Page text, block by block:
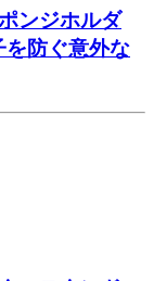
ンジホルダ
を防ぐ意外な